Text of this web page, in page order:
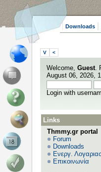
Downloads
V <
Welcome, Guest.
August 06, 2026,
Login with
Links
Thmmy.gr portal
Forum
Downloads
Ενεργ.
Επικοινωνία